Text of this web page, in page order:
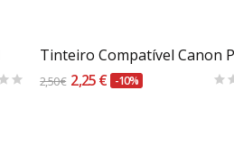
2,50 € 2,25 € -10%